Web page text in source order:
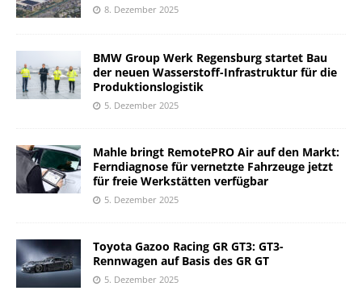
8. Dezember 2025
BMW Group Werk Regensburg startet Bau
der neuen Wasserstoff-Infrastruktur für die
Produktionslogistik
5. Dezember 2025
Mahle bringt RemotePRO Air auf den Markt:
Ferndiagnose für vernetzte Fahrzeuge jetzt
für freie Werkstätten verfügbar
5. Dezember 2025
Toyota Gazoo Racing GR GT3: GT3-
Rennwagen auf Basis des GR GT
5. Dezember 2025